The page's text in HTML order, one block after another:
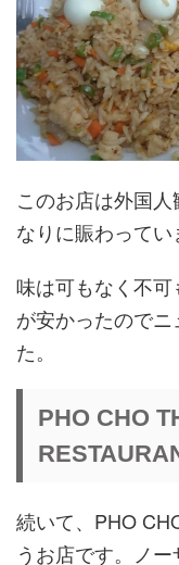
このお店は外国
なりに賑わってい
味は可もなく不
が安かったので
た。
PHO CHO
続いて、PHO
うお店です。ノ